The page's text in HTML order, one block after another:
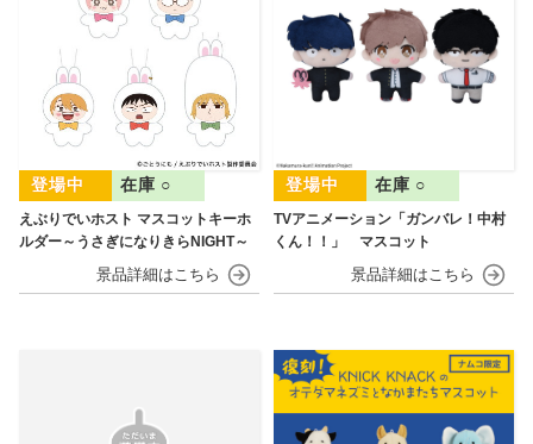
えぶりでいホスト マスコットキーホ
ルダー～うさぎになりきらNIGHT～
在庫 ○
TVアニメーション「ガンバレ！中村
くん！！」 マスコット
在庫 ○